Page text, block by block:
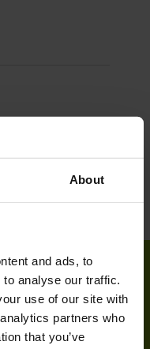
About
and ads, to
analyse our traffic.
use of our site with
partners who
that you’ve